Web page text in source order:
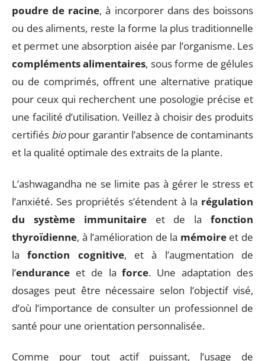
poudre de racine, à incorporer dans des boissons
ou des aliments, reste la forme la plus traditionnelle
et permet une absorption aisée par l’organisme. Les
compléments alimentaires, sous forme de gélules
ou de comprimés, offrent une alternative pratique
pour ceux qui recherchent une posologie précise et
une facilité d’utilisation. Veillez à choisir des produits
certifiés biopour garantir l’absence de contaminants
et la qualité optimale des extraits de la plante.
L’ashwagandha ne se limite pas à gérer le stress et
l’anxiété. Ses propriétés s’étendent à la régulation
du système immunitaireet de lafonction
thyroïdienne, à l’amélioration de la mémoireet de
lafonction cognitive, et à l’augmentation de
l’endurance et de laforce. Une adaptation des
dosages peut être nécessaire selon l’objectif visé,
d’où l’importance de consulter un professionnel de
santé pour une orientation personnalisée.
Comme pour tout actif puissant, l’usage de